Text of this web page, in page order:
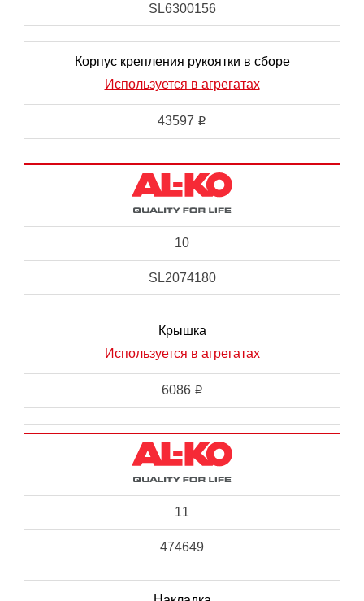
SL6300156
Корпус крепления рукоятки в сборе
Используется в агрегатах
43597 i
10
SL2074180
Крышка
Используется в агрегатах
6086 i
11
474649